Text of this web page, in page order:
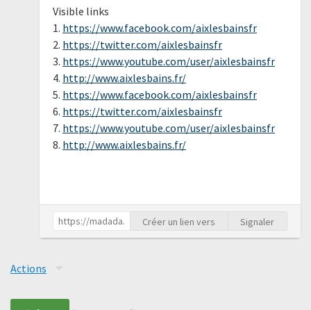
Visible links
1. https://www.facebook.com/aixlesbainsfr
2. https://twitter.com/aixlesbainsfr
3. https://www.youtube.com/user/aixlesbainsfr
4. http://www.aixlesbains.fr/
5. https://www.facebook.com/aixlesbainsfr
6. https://twitter.com/aixlesbainsfr
7. https://www.youtube.com/user/aixlesbainsfr
8. http://www.aixlesbains.fr/
Créer un lien vers Signaler
Actions